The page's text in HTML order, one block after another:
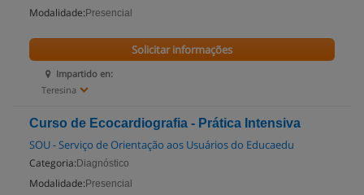
Modalidade: Presencial
Impartido en:
Teresina
Solicitar informações
Curso de Ecocardiografia - Prática Intensiva
SOU - Serviço de Orientação aos Usuários do Educaedu
Categoria: Diagnóstico
Modalidade: Presencial